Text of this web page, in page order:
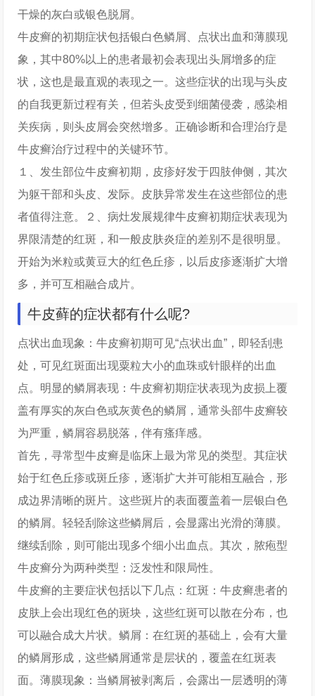
干燥的灰白或银色脱屑。
牛皮癣的初期症状包括银白色鳞屑、点状出血和薄膜现
象，其中80%以上的患者最初会表现出头屑增多的症
状，这也是最直观的表现之一。这些症状的出现与头皮
的自我更新过程有关，但若头皮受到细菌侵袭，感染相
关疾病，则头皮屑会突然增多。正确诊断和合理治疗是
牛皮癣治疗过程中的关键环节。
１、发生部位牛皮癣初期，皮疹好发于四肢伸侧，其次
为躯干部和头皮、发际。皮肤异常发生在这些部位的患
者值得注意。２、病灶发展规律牛皮癣初期症状表现为
界限清楚的红斑，和一般皮肤炎症的差别不是很明显。
开始为米粒或黄豆大的红色丘疹，以后皮疹逐渐扩大增
多，并可互相融合成片。
牛皮藓的症状都有什么呢?
点状出血现象：牛皮癣初期可见“点状出血”，即轻刮患
处，可见红斑面出现粟粒大小的血珠或针眼样的出血
点。明显的鳞屑表现：牛皮癣初期症状表现为皮损上覆
盖有厚实的灰白色或灰黄色的鳞屑，通常头部牛皮癣较
为严重，鳞屑容易脱落，伴有瘙痒感。
首先，寻常型牛皮癣是临床上最为常见的类型。其症状
始于红色丘疹或斑丘疹，逐渐扩大并可能相互融合，形
成边界清晰的斑片。这些斑片的表面覆盖着一层银白色
的鳞屑。轻轻刮除这些鳞屑后，会显露出光滑的薄膜。
继续刮除，则可能出现多个细小出血点。其次，脓疱型
牛皮癣分为两种类型：泛发性和限局性。
牛皮癣的主要症状包括以下几点：红斑：牛皮癣患者的
皮肤上会出现红色的斑块，这些红斑可以散在分布，也
可以融合成大片状。鳞屑：在红斑的基础上，会有大量
的鳞屑形成，这些鳞屑通常是层状的，覆盖在红斑表
面。薄膜现象：当鳞屑被剥离后，会露出一层透明的薄